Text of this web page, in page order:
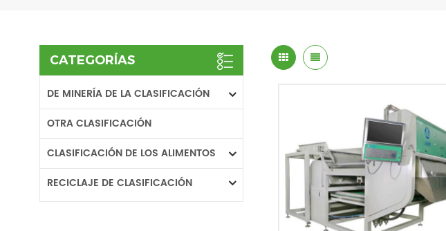
CATEGORÍAS
DE MINERÍA DE LA CLASIFICACIÓN
OTRA CLASIFICACIÓN
CLASIFICACIÓN DE LOS ALIMENTOS
RECICLAJE DE CLASIFICACIÓN